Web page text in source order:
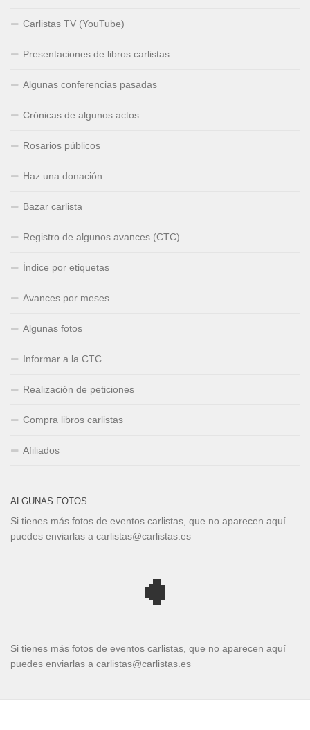
Carlistas TV (YouTube)
Presentaciones de libros carlistas
Algunas conferencias pasadas
Crónicas de algunos actos
Rosarios públicos
Haz una donación
Bazar carlista
Registro de algunos avances (CTC)
Índice por etiquetas
Avances por meses
Algunas fotos
Informar a la CTC
Realización de peticiones
Compra libros carlistas
Afiliados
ALGUNAS FOTOS
Si tienes más fotos de eventos carlistas, que no aparecen aquí
puedes enviarlas a carlistas@carlistas.es
Si tienes más fotos de eventos carlistas, que no aparecen aquí
puedes enviarlas a carlistas@carlistas.es